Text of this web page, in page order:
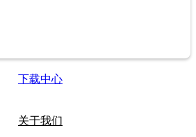
下载中心
关于我们